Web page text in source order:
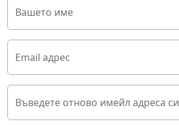
Вашето име
Email адрес
Въведете отново имейл адреса си